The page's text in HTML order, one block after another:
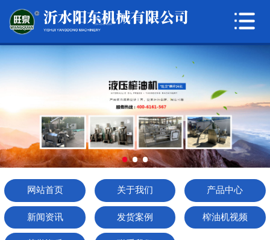
网站首页
关于我们
产品中心
新闻资讯
发货案例
榨油机视频
荣誉资质
联系我们
网站首页 关于我们 产品中心
新闻资讯 发货案例 榨油机视频